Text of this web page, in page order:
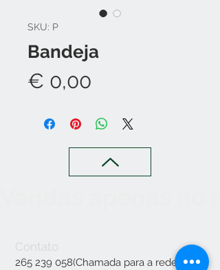
SKU: P
Bandeja
€ 0,00
Contato
265 239 058(Chamada para a rede fixa